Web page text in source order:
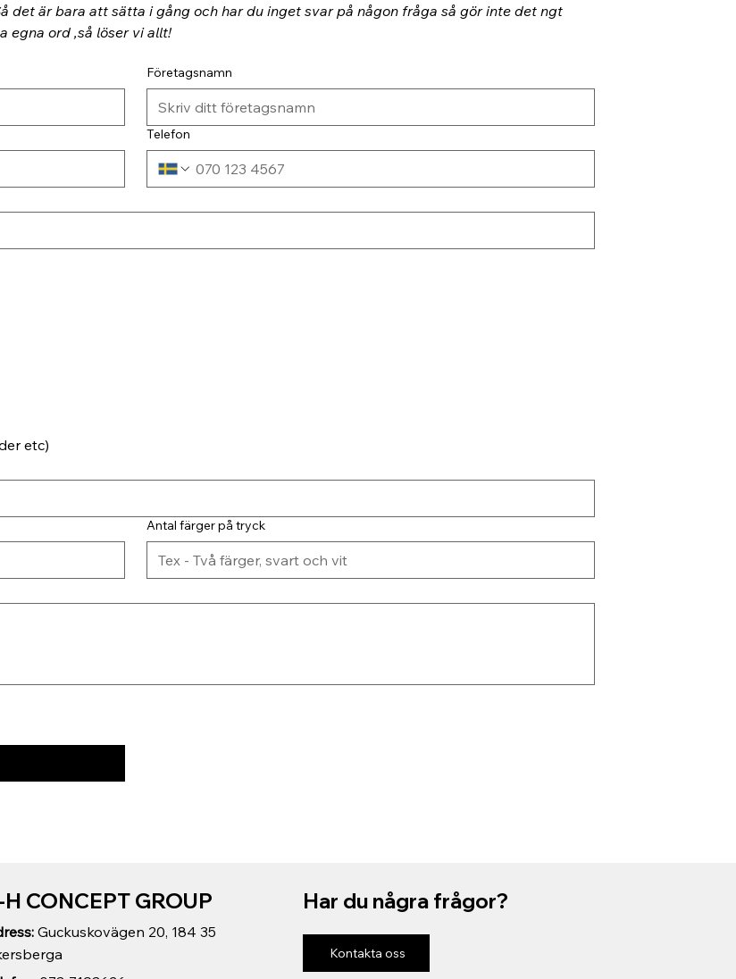
det är bara att sätta i gång och har du inget svar på någon fråga så gör inte det ngt
egna ord ,så löser vi allt!
Företagsnamn
Telefon
etc)
Antal färger på tryck
Guckuskovägen 20, 184 35
CONCEPT GROUP Har du några frågor?
Kontakta oss